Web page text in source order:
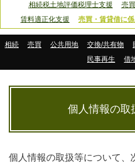
相続税土地評価税理士支援
売
賃料適正化支援
売買・賃貸借に
相続 売買 公共用地 交換/共有物
民事再生
借
個人情報の取
個人情報の取扱等について、